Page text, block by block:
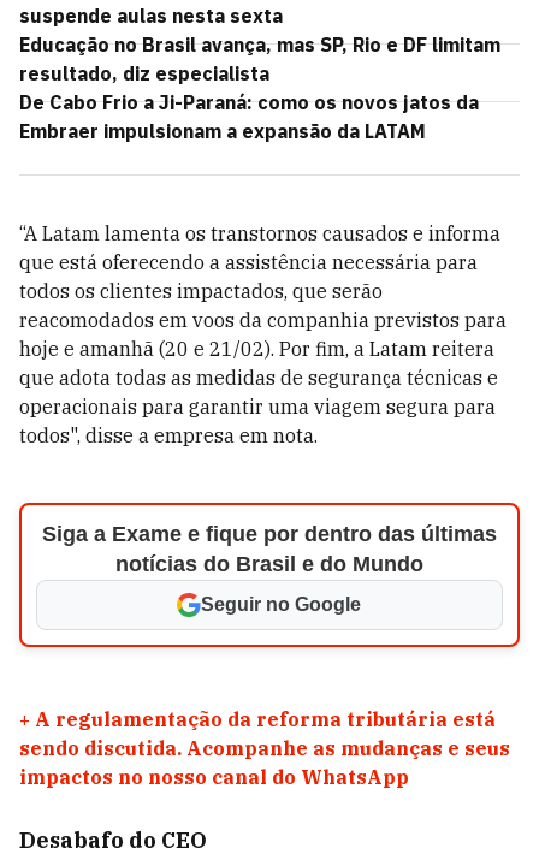
suspende aulas nesta sexta
Educação no Brasil avança, mas SP, Rio e DF limitam
resultado, diz especialista
De Cabo Frio a Ji-Paraná: como os novos jatos da
Embraer impulsionam a expansão da LATAM
“A Latam lamenta os transtornos causados e informa
que está oferecendo a assistência necessária para
todos os clientes impactados, que serão
reacomodados em voos da companhia previstos para
hoje e amanhã (20 e 21/02). Por fim, a Latam reitera
que adota todas as medidas de segurança técnicas e
operacionais para garantir uma viagem segura para
todos", disse a empresa em nota.
Siga a Exame e fique por dentro das últimas
notícias do Brasil e do Mundo
Seguir no Google
+ A regulamentação da reforma tributária está
sendo discutida. Acompanhe as mudanças e seus
impactos no nosso canal do WhatsApp
Desabafo do CEO